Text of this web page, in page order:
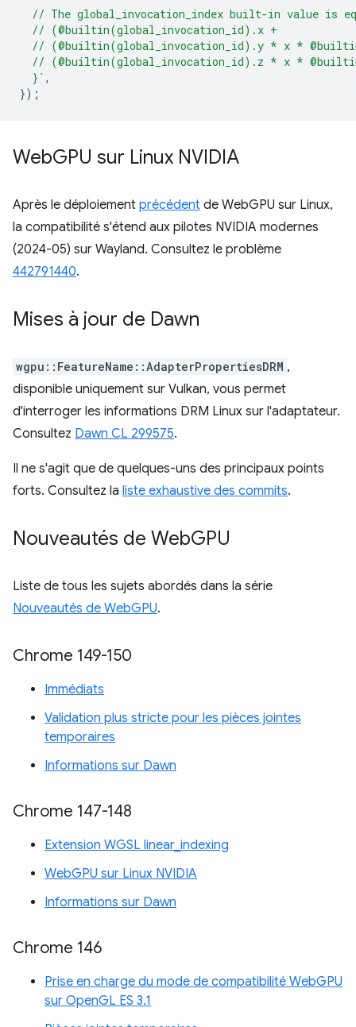
// The global_invocation_index built-in value is
  // (@builtin(global_invocation_id).x +
// (@builtin(global_invocation_id).y * x *
// (@builtin(global_invocation_id).z * x *
  }`
,
});
WebGPU sur Linux NVIDIA
Après le déploiement précédent de WebGPU sur Linux,
la compatibilité s'étend aux pilotes NVIDIA modernes
(2024-05) sur Wayland. Consultez le problème
442791440.
Mises à jour de Dawn
wgpu::FeatureName::AdapterPropertiesDRM ,
disponible uniquement sur Vulkan, vous permet
d'interroger les informations DRM Linux sur l'adaptateur.
Consultez Dawn CL 299575.
Il ne s'agit que de quelques-uns des principaux points
forts. Consultez la liste exhaustive des commits.
Nouveautés de WebGPU
Liste de tous les sujets abordés dans la série
Nouveautés de WebGPU.
Chrome 149-150
Immédiats
Validation plus stricte pour les pièces jointes
temporaires
Informations sur Dawn
Chrome 147-148
Extension WGSL linear_indexing
WebGPU sur Linux NVIDIA
Informations sur Dawn
Chrome 146
Prise en charge du mode de compatibilité WebGPU
sur OpenGL ES 3.1